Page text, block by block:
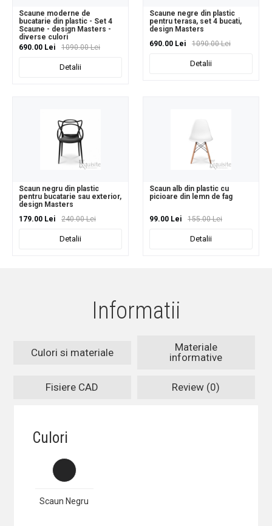
Scaune moderne de
bucatarie din plastic - Set 4
Scaune - design Masters -
diverse culori
690.00 Lei
1090.00 Lei
Detalii
Scaune negre din plastic
pentru terasa, set 4 bucati,
design Masters
690.00 Lei
1090.00 Lei
Detalii
Scaun negru din plastic
pentru bucatarie sau exterior,
design Masters
179.00 Lei
240.00 Lei
Detalii
Scaun alb din plastic cu
picioare din lemn de fag
99.00 Lei 155.00 Lei
Detalii
Informatii
Culori si materiale
Materiale
informative
Fisiere CAD Review (0)
Culori
Scaun Negru